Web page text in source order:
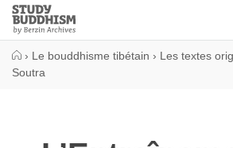
Close
Study
Buddhism
› Le bouddhisme tibétain › Les textes
Soutra